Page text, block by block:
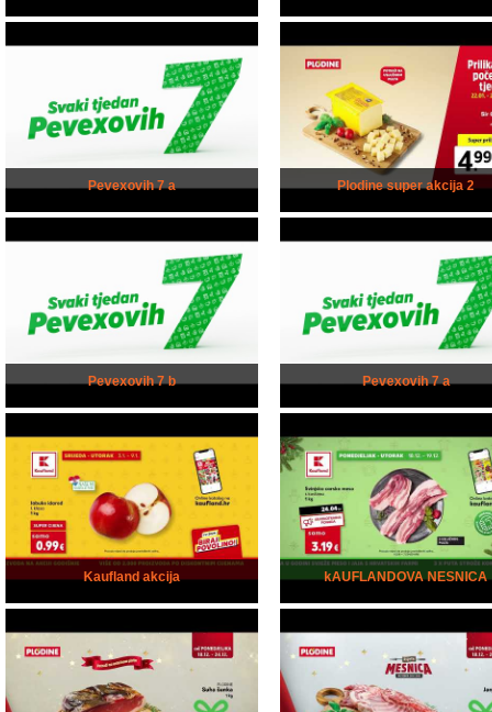
Pevexovih 7 a Plodine super akcija 2
Pevexovih 7 b Pevexovih 7 a
Kaufland akcija kAUFLANDOVA NESNICA